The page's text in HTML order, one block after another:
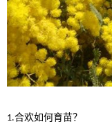
1.合欢如何育苗？